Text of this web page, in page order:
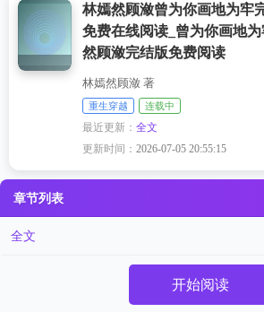
林嫣然顾潋曾为你画地为牢
免费在线阅读_曾为你画地
然顾潋完结版免费阅读
林嫣然顾潋 著
重生穿越 连载中
最近更新：全文
更新时间：2026-07-05 20:55:15
章节列表
全文
开始阅读